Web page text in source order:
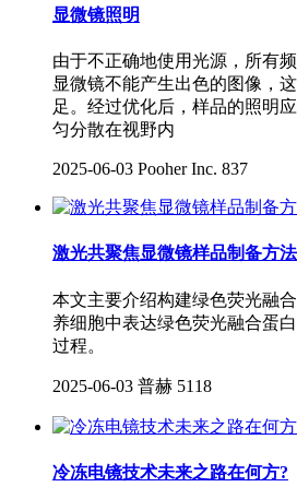
显微镜照明
由于不正确地使用光源，所有
显微镜不能产生出色的图像，
足。经过优化后，样品的照明
匀分散在视野内
2025-06-03 Pooher Inc. 837
激光共聚焦显微镜样品制备方
本文主要介绍构建绿色荧光融
养细胞中表达绿色荧光融合蛋
过程。
2025-06-03 普赫 5118
冷冻电镜技术未来之路在何方?